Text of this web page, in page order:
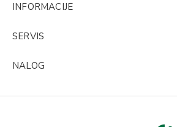
INFORMACIJE
SERVIS
NALOG